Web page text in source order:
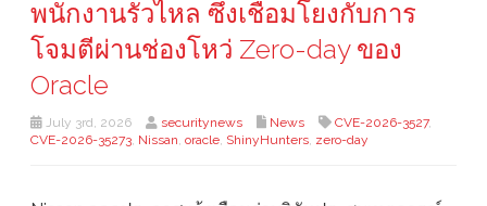
พนักงานรั่วไหล ซึ่งเชื่อมโยงกับการ
โจมตีผ่านช่องโหว่ Zero-day ของ
Oracle
July 3rd, 2026 securitynews News CVE-2026-3527,
CVE-2026-35273, Nissan, oracle, ShinyHunters, zero-day